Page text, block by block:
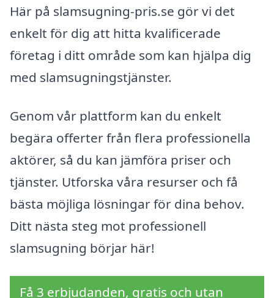
Här på slamsugning-pris.se gör vi det
enkelt för dig att hitta kvalificerade
företag i ditt område som kan hjälpa dig
med slamsugningstjänster.
Genom vår plattform kan du enkelt
begära offerter från flera professionella
aktörer, så du kan jämföra priser och
tjänster. Utforska våra resurser och få
bästa möjliga lösningar för dina behov.
Ditt nästa steg mot professionell
slamsugning börjar här!
Få 3 erbjudanden, gratis och utan